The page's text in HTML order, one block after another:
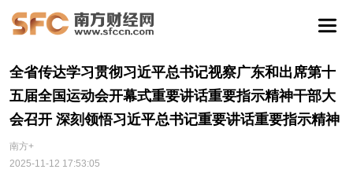
全省传达学习贯彻习近平总书记视察广东和出席第十
五届全国运动会开幕式重要讲话重要指示精神干部大
会召开 深刻领悟习近平总书记重要讲话重要指示精神
南方+
2025-11-12 17:53:05